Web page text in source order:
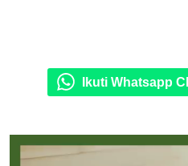
Ikuti Whatsapp